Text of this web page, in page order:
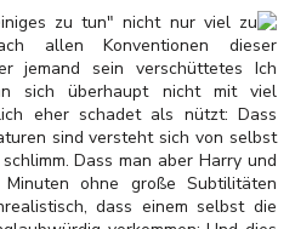
zu tun" nicht nur viel zu
allen Konventionen dieser
jemand sein verschüttetes Ich
sich überhaupt nicht mit viel
eher schadet als nützt: Dass
sind versteht sich von selbst
Dass man aber Harry und
ohne große Subtilitäten
dass einem selbst die